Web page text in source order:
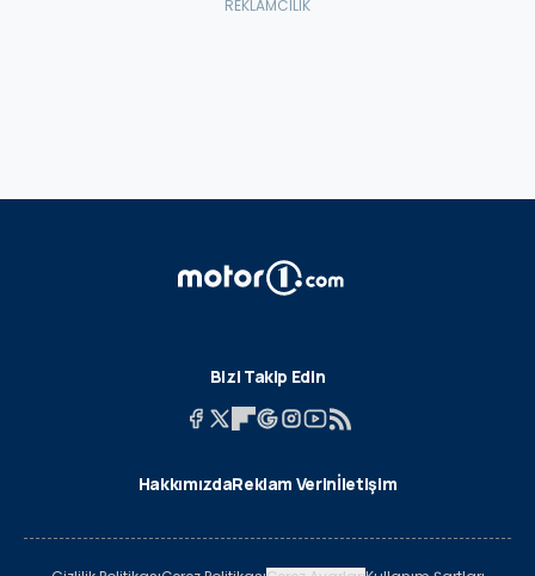
Bizi Takip Edin
HakkımızdaReklam Verinİletişim